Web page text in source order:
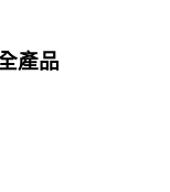
產品